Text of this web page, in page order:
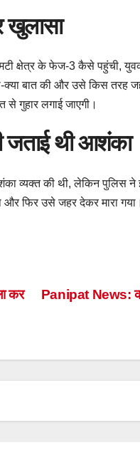
खुलासा
क्षेत्र के फेज-3 कैसे पहुंची,
बात की और उसे किस तरह
गुहार लगाई जाएगी।
जताई थी आशंका
व्यक्त की थी, लेकिन पुलिस ने
और फिर उसे जहर देकर मारा
Panipat News:
कर